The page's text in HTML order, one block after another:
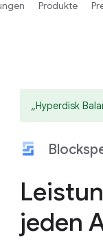
„Hyperdisk
jeden
Produkte